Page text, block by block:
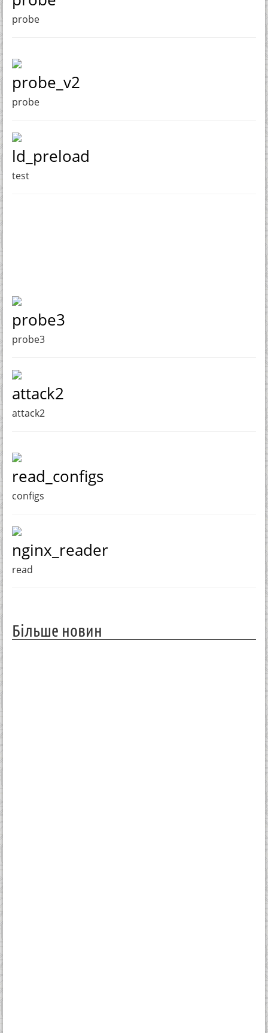
probe
probe_v2
probe
ld_preload
test
probe3
probe3
attack2
attack2
read_configs
configs
nginx_reader
read
Більше новин